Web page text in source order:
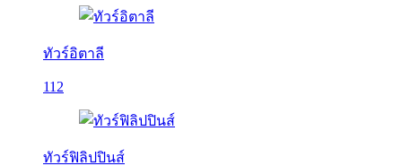
ทัวร์อิตาลี
112
ทัวร์ฟิลิปปินส์